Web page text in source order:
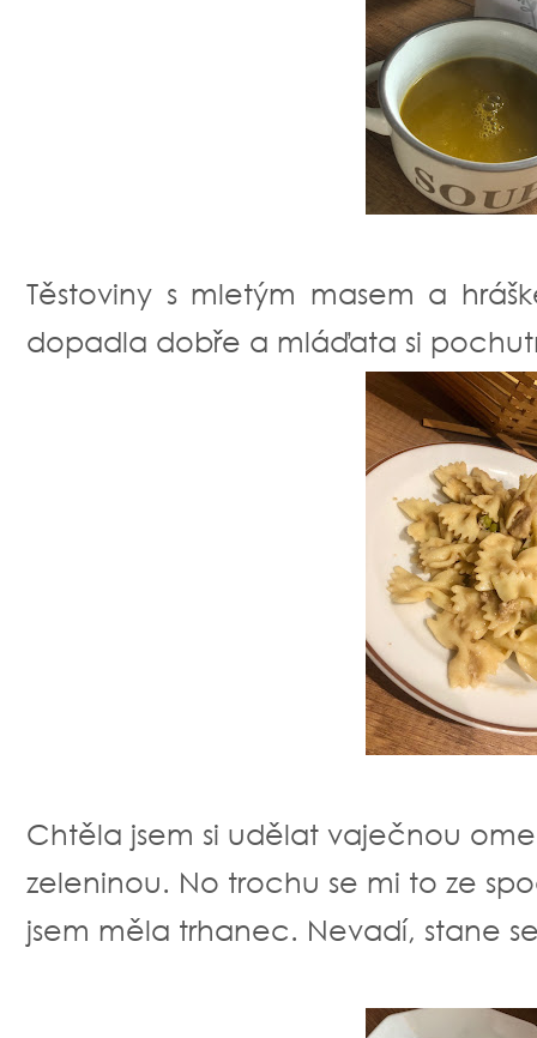
Těstoviny s mletým masem a
dopadla dobře a mláďata si
Chtěla jsem si udělat vaječnou
zeleninou. No trochu se mi to ze
jsem měla trhanec. Nevadí, stane